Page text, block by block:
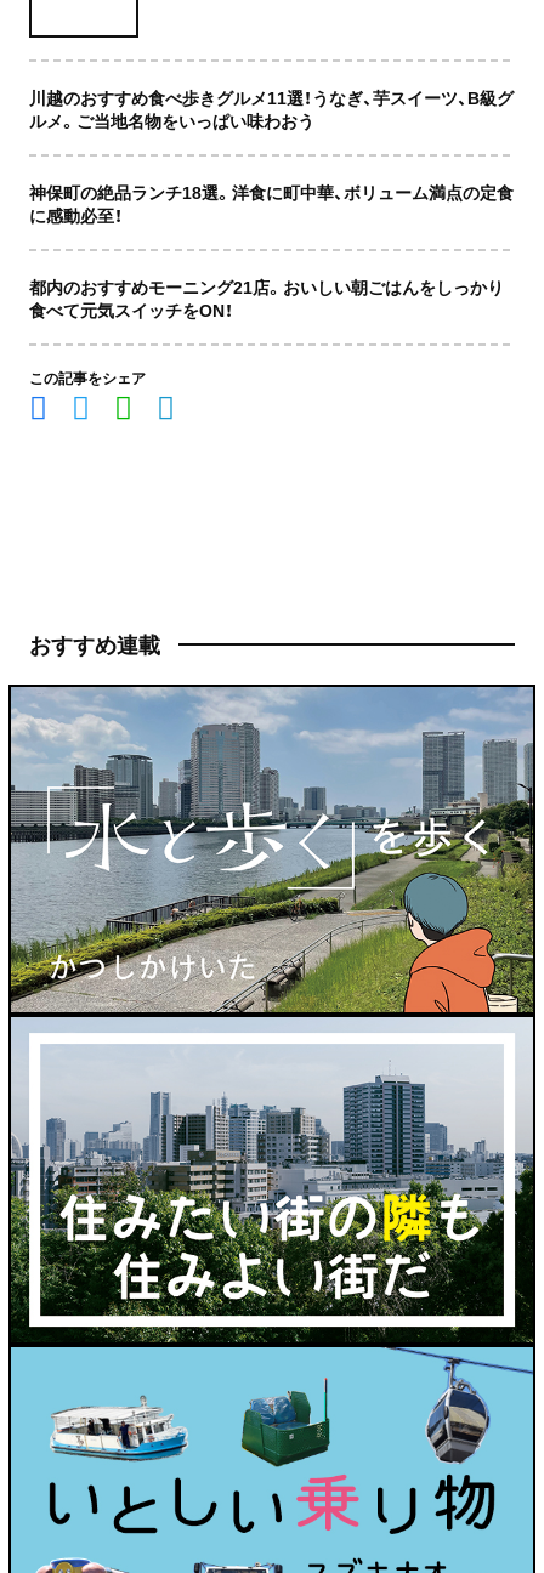
川越のおすすめ食べ歩きグルメ11選！うなぎ、芋スイーツ、B級グ
ルメ。ご当地名物をいっぱい味わおう
神保町の絶品ランチ18選。洋食に町中華、ボリューム満点の定食
に感動必至！
都内のおすすめモーニング21店。おいしい朝ごはんをしっかり
食べて元気スイッチをON！
この記事をシェア
おすすめ連載